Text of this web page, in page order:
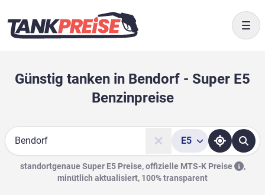
Günstig tanken in Bendorf - Super E5
Benzinpreise
Suche
E5
standortgenaue Super E5 Preise, offizielle MTS-K Preise
,
minütlich aktualisiert, 100% transparent